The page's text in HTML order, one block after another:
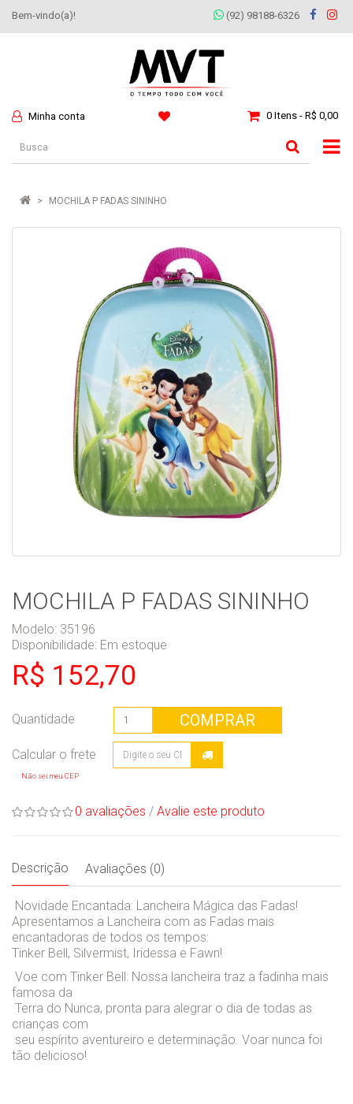
Bem-vindo(a)! (92) 98188-6326
Minha conta 0 Itens - R$ 0,00
MOCHILA P FADAS SININHO
MOCHILA P FADAS SININHO
Modelo: 35196
Disponibilidade: Em estoque
R$ 152,70
Quantidade COMPRAR
Não sei meu CEP
0 avaliações / Avalie este produto
Descrição Avaliações (0)
Novidade Encantada: Lancheira Mágica das Fadas!
Apresentamos a Lancheira com as Fadas mais
encantadoras de todos os tempos:
Tinker Bell, Silvermist, Iridessa e Fawn!
Voe com Tinker Bell: Nossa lancheira traz a fadinha mais
famosa da
Terra do Nunca, pronta para alegrar o dia de todas as
crianças com
seu espírito aventureiro e determinação. Voar nunca foi
tão delicioso!